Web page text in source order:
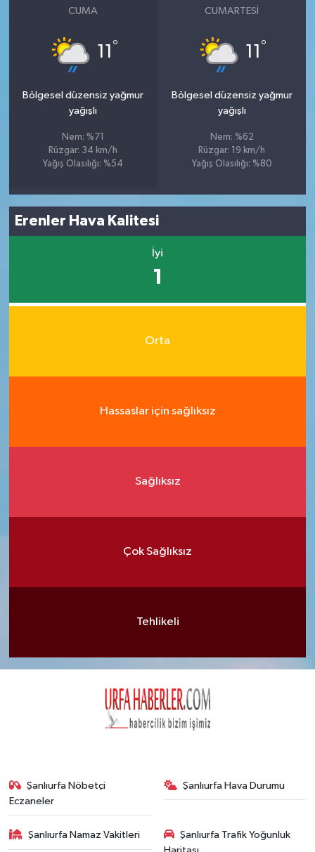
CUMA
11 °
Bölgesel düzensiz yağmur
yağışlı
Nem: %71
Rüzgar: 34 km/h
Yağış Olasılığı: %54
CUMARTESI
11 °
Bölgesel düzensiz yağmur
yağışlı
Nem: %62
Rüzgar: 19 km/h
Yağış Olasılığı: %80
Erenler Hava Kalitesi
İyi
1
Orta
Hassaslar için sağlıksız
Sağlıksız
Çok Sağlıksız
Tehlikeli
Şanlıurfa Nöbetçi
Eczaneler
Şanlıurfa Hava Durumu
Şanlıurfa Namaz Vakitleri
Şanlıurfa Trafik Yoğunluk